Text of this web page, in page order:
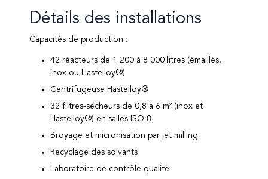
Détails des installations
Capacités de production :
42 réacteurs de 1 200 à 8 000 litres (émaillés,
inox ou Hastelloy®)
Centrifugeuse Hastelloy®
32 filtres-sécheurs de 0,8 à 6 m² (inox et
Hastelloy®) en salles ISO 8
Broyage et micronisation par jet milling
Recyclage des solvants
Laboratoire de contrôle qualité